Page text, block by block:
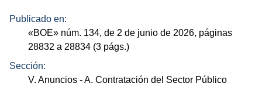
Publicado en:
«BOE» núm. 134, de 2 de junio de 2026, páginas
28832 a 28834 (3 págs.)
Sección:
V. Anuncios - A. Contratación del Sector Público